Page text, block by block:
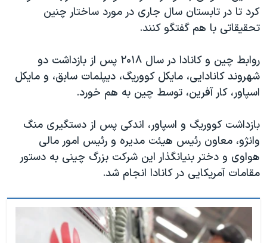
کرد تا در تابستان سال جاری در مورد ساختار چنین
تحقیقاتی با هم گفتگو کنند.
روابط چین و کانادا در سال ۲۰۱۸ پس از بازداشت دو
شهروند کانادایی، مایکل کووریگ، دیپلمات سابق، و مایکل
اسپاور، کار آفرین، توسط چین به هم خورد.
بازداشت کووریگ و اسپاور، اندکی پس از دستگیری منگ
وانژو، معاون رئیس هیئت مدیره و رئیس امور مالی
هواوی و دختر بنیانگذار این شرکت بزرگ چینی به دستور
مقامات آمریکایی در کانادا انجام شد.